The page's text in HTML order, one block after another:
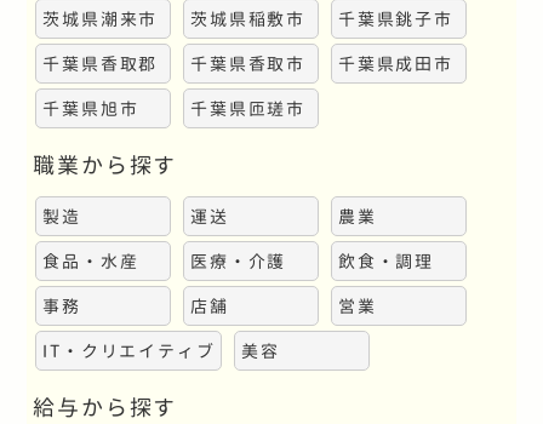
茨城県潮来市
茨城県稲敷市
千葉県銚子市
千葉県香取郡
千葉県香取市
千葉県成田市
千葉県旭市
千葉県匝瑳市
職業から探す
製造 運送
農業
食品・水産
医療・介護
飲食・調理
事務
店舗
営業
IT・クリエイティブ
美容
給与から探す